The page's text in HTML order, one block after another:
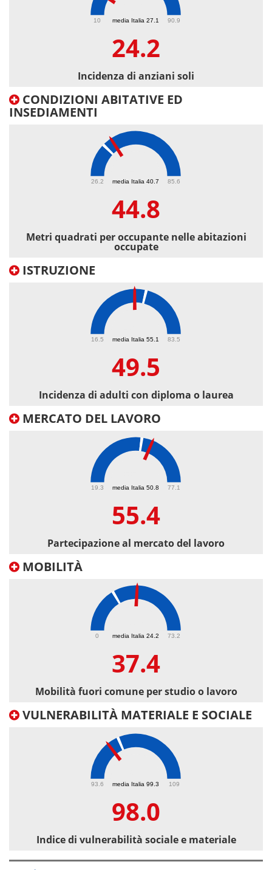
media Italia 27.1
10 90.9
24.2
Incidenza di anziani soli
CONDIZIONI ABITATIVE ED
INSEDIAMENTI
media Italia 40.7
26.2 85.6
44.8
Metri quadrati per occupante nelle abitazioni
occupate
ISTRUZIONE
media Italia 55.1
16.5 83.5
49.5
Incidenza di adulti con diploma o laurea
MERCATO DEL LAVORO
media Italia 50.8
19.3 77.1
55.4
Partecipazione al mercato del lavoro
MOBILITÀ
media Italia 24.2
0 73.2
37.4
Mobilità fuori comune per studio o lavoro
VULNERABILITÀ MATERIALE E SOCIALE
media Italia 99.3
93.6 109
98.0
Indice di vulnerabilità sociale e materiale